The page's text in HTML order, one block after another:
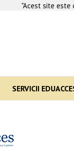
"Acest site este
SERVICII